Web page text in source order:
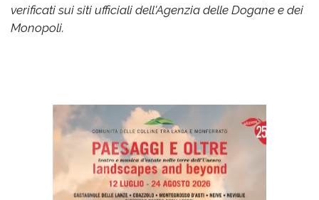
verificati sui siti ufficiali dell'Agenzia delle Dogane e dei
Monopoli.